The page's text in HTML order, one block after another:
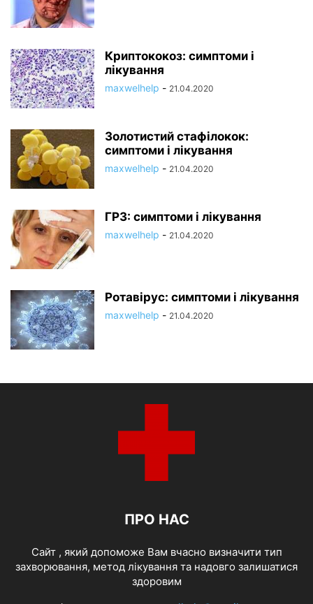
Криптококоз: симптоми і
лікування
maxwelhelp - 21.04.2020
Золотистий стафілокок:
симптоми і лікування
maxwelhelp - 21.04.2020
ГРЗ: симптоми і лікування
maxwelhelp - 21.04.2020
Ротавірус: симптоми і лікування
maxwelhelp - 21.04.2020
ПРО НАС
Cайт , який допоможе Вам вчасно визначити тип
захворювання, метод лікування та надовго залишатися
здоровим